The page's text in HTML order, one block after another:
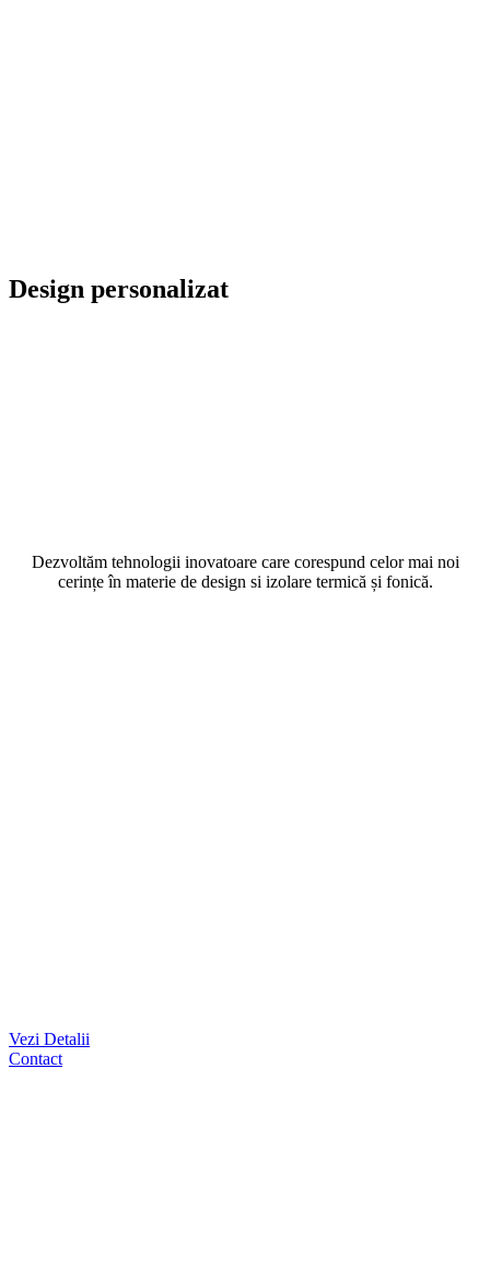
Design personalizat
Dezvoltăm tehnologii inovatoare care corespund celor mai noi
cerințe în materie de design si izolare termică și fonică.
Vezi Detalii
Contact